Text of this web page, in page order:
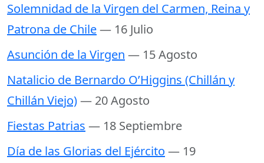
Solemnidad de la Virgen del Carmen, Reina y
Patrona de Chile— 16 Julio
Asunción de la Virgen — 15 Agosto
Natalicio de Bernardo O’Higgins (Chillán y
Chillán Viejo)— 20 Agosto
Fiestas Patrias — 18 Septiembre
Día de las Glorias del Ejército — 19